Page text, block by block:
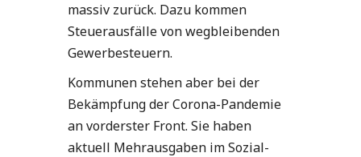
massiv zurück. Dazu kommen
Steuerausfälle von wegbleibenden
Gewerbesteuern.
Kommunen stehen aber bei der
Bekämpfung der Corona-Pandemie
an vorderster Front. Sie haben
aktuell Mehrausgaben im Sozial-